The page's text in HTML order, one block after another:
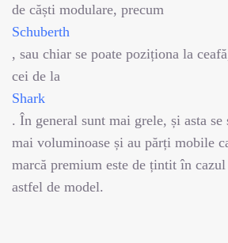
de căști modulare, precum
Schuberth
, sau chiar se poate poziționa la
cei de la
Shark
. În general sunt mai grele, și asta
mai voluminoase și au părți mobile
marcă premium este de țintit în
astfel de model.